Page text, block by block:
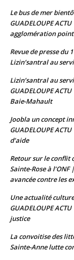
Le bus de mer
GUADELOUPE ACTU
agglomération
Revue de presse du
Lizin’santral au
Lizin’santral au
GUADELOUPE ACTU
Baie-Mahault
Joobla un concept
GUADELOUPE ACTU
d’aide
Retour sur le conflit
Sainte-Rose à l’ONF
avancée contre les
Une actualité
GUADELOUPE ACTU
justice
La convoitise des
Sainte-Anne lutte